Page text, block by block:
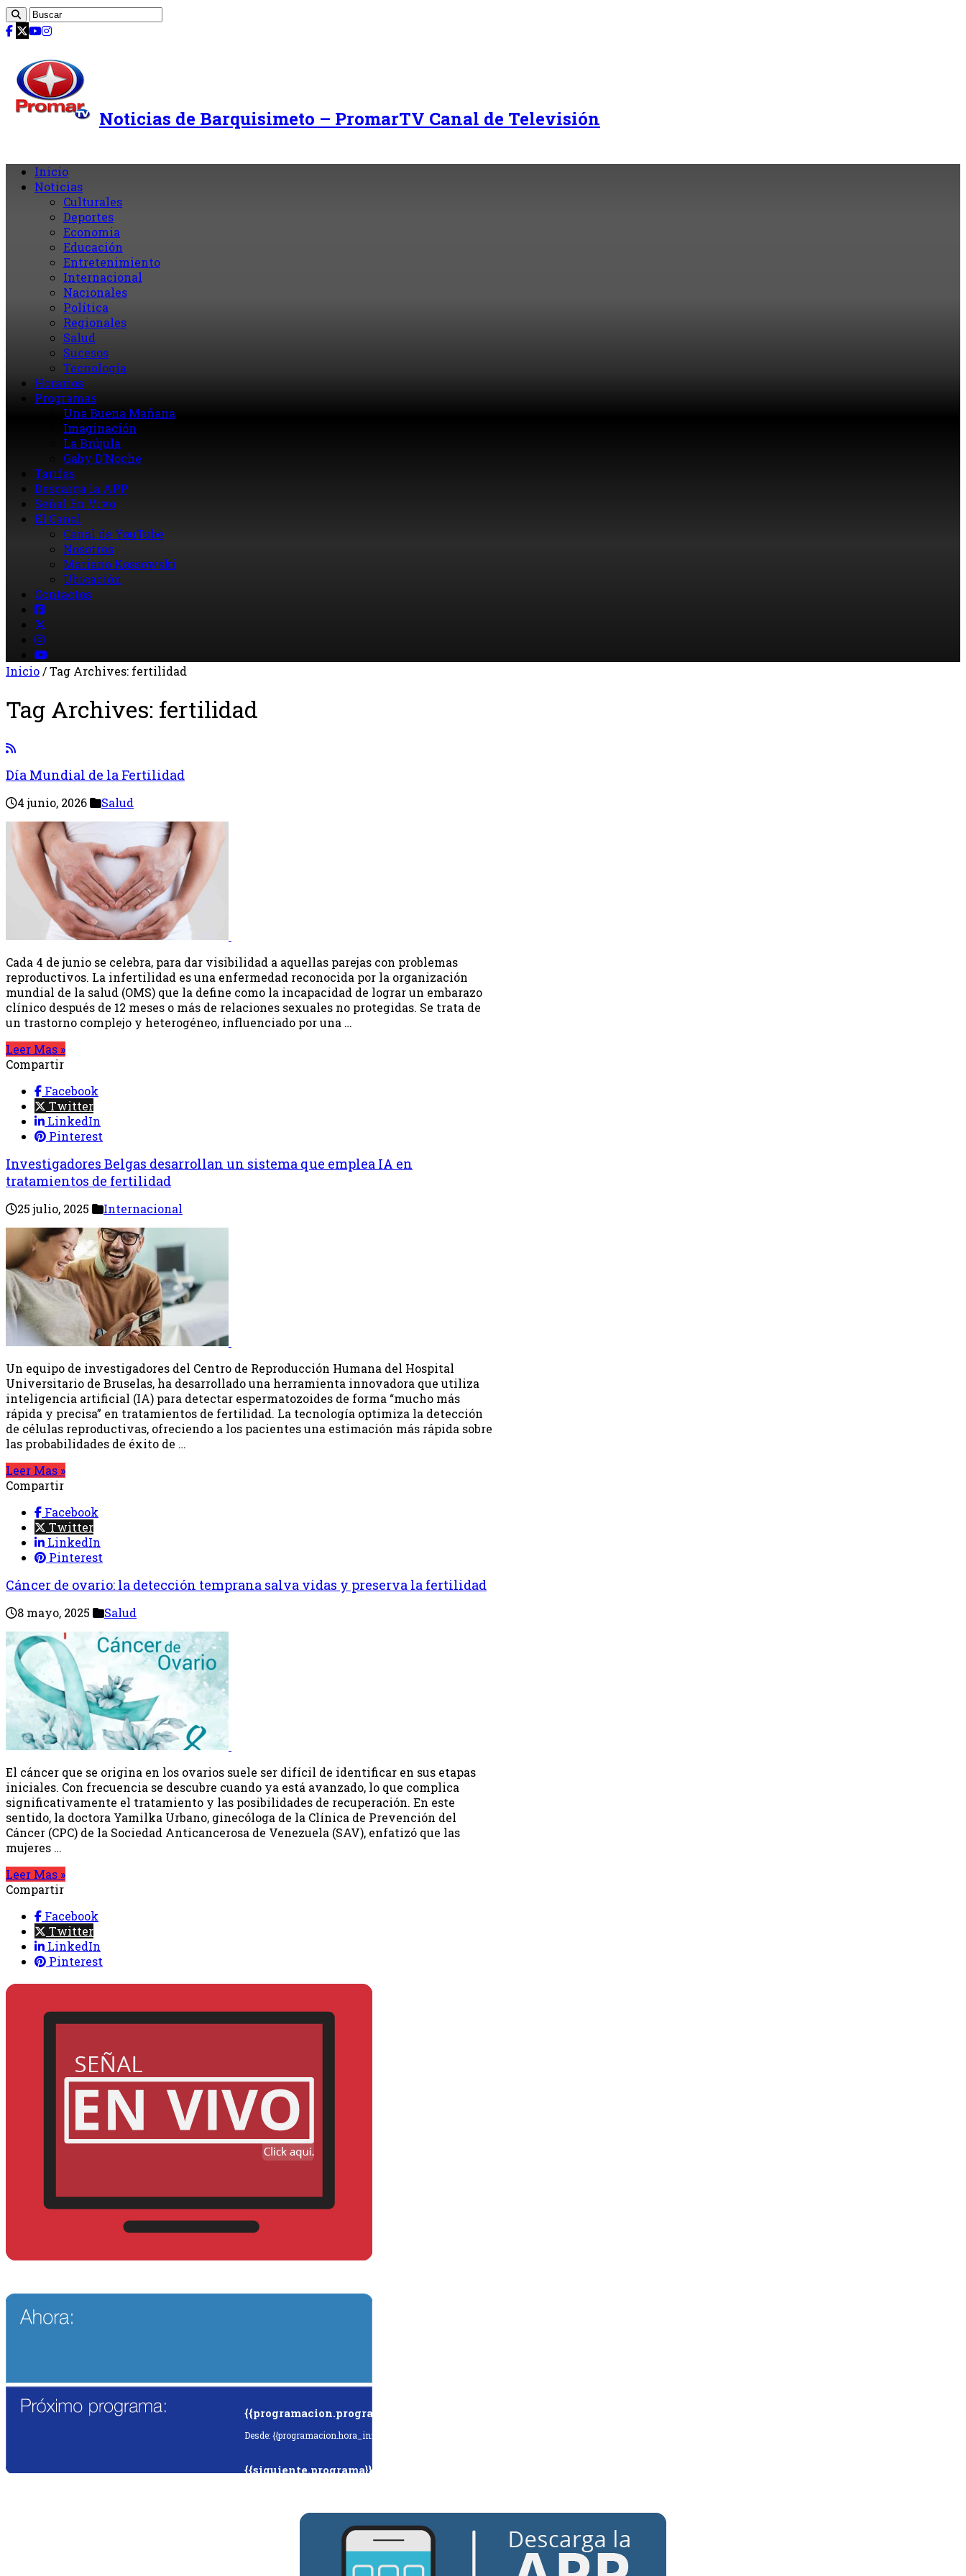
Noticias de Barquisimeto – PromarTV Canal de Televisión
Inicio
Noticias
Culturales
Deportes
Economia
Educación
Entretenimiento
Internacional
Nacionales
Política
Regionales
Salud
Sucesos
Tecnología
Horarios
Programas
Una Buena Mañana
Imaginación
La Brújula
Gaby D’Noche
Tarifas
Descarga la APP
Señal En Vivo
El Canal
Canal de YouTube
Nosotros
Mariano Kossowski
Ubicación
Contactos
Inicio/Tag Archives: fertilidad
Tag Archives: fertilidad
Día Mundial de la Fertilidad
4 junio, 2026 Salud
Cada 4 de junio se celebra, para dar visibilidad a aquellas parejas con problemas
reproductivos. La infertilidad es una enfermedad reconocida por la organización
mundial de la salud (OMS) que la define como la incapacidad de lograr un embarazo
clínico después de 12 meses o más de relaciones sexuales no protegidas. Se trata de
un trastorno complejo y heterogéneo, influenciado por una …
Leer Mas »
Compartir
Facebook
Twitter
LinkedIn
Pinterest
Investigadores Belgas desarrollan un sistema que emplea IA en
tratamientos de fertilidad
25 julio, 2025 Internacional
Un equipo de investigadores del Centro de Reproducción Humana del Hospital
Universitario de Bruselas, ha desarrollado una herramienta innovadora que utiliza
inteligencia artificial (IA) para detectar espermatozoides de forma “mucho más
rápida y precisa” en tratamientos de fertilidad. La tecnología optimiza la detección
de células reproductivas, ofreciendo a los pacientes una estimación más rápida sobre
las probabilidades de éxito de …
Leer Mas »
Compartir
Facebook
Twitter
LinkedIn
Pinterest
Cáncer de ovario: la detección temprana salva vidas y preserva la fertilidad
8 mayo, 2025 Salud
El cáncer que se origina en los ovarios suele ser difícil de identificar en sus etapas
iniciales. Con frecuencia se descubre cuando ya está avanzado, lo que complica
significativamente el tratamiento y las posibilidades de recuperación. En este
sentido, la doctora Yamilka Urbano, ginecóloga de la Clínica de Prevención del
Cáncer (CPC) de la Sociedad Anticancerosa de Venezuela (SAV), enfatizó que las
mujeres …
Leer Mas »
Compartir
Facebook
Twitter
LinkedIn
Pinterest
{{programacion.programa}}
Desde: {{programacion.hora_inicio}} Hasta: {{programacion.hora_fin}}
{{siguiente.programa}}